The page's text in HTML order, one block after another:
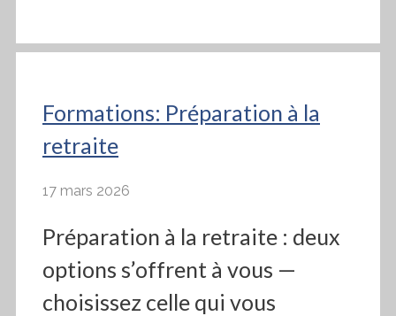
Formations: Préparation à la
retraite
17 mars 2026
Préparation à la retraite : deux
options s’offrent à vous —
choisissez celle qui vous